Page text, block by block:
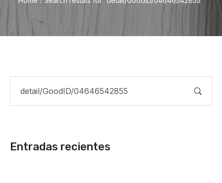
/
Entradas recientes